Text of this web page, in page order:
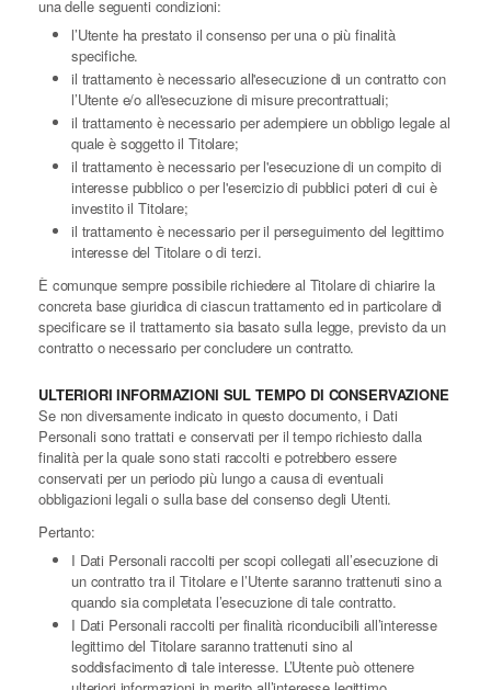
una delle seguenti condizioni:
l’Utente ha prestato il consenso per una o più finalità
specifiche.
il trattamento è necessario all'esecuzione di un contratto con
l’Utente e/o all'esecuzione di misure precontrattuali;
il trattamento è necessario per adempiere un obbligo legale al
quale è soggetto il Titolare;
il trattamento è necessario per l'esecuzione di un compito di
interesse pubblico o per l'esercizio di pubblici poteri di cui è
investito il Titolare;
il trattamento è necessario per il perseguimento del legittimo
interesse del Titolare o di terzi.
È comunque sempre possibile richiedere al Titolare di chiarire la
concreta base giuridica di ciascun trattamento ed in particolare di
specificare se il trattamento sia basato sulla legge, previsto da un
contratto o necessario per concludere un contratto.
ULTERIORI INFORMAZIONI SUL TEMPO DI CONSERVAZIONE
Se non diversamente indicato in questo documento, i Dati
Personali sono trattati e conservati per il tempo richiesto dalla
finalità per la quale sono stati raccolti e potrebbero essere
conservati per un periodo più lungo a causa di eventuali
obbligazioni legali o sulla base del consenso degli Utenti.
Pertanto:
I Dati Personali raccolti per scopi collegati all’esecuzione di
un contratto tra il Titolare e l’Utente saranno trattenuti sino a
quando sia completata l’esecuzione di tale contratto.
I Dati Personali raccolti per finalità riconducibili all’interesse
legittimo del Titolare saranno trattenuti sino al
soddisfacimento di tale interesse. L’Utente può ottenere